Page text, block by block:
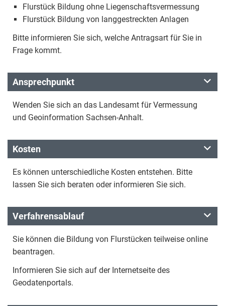
Flurstück Bildung ohne Liegenschaftsvermessung
Flurstück Bildung von langgestreckten Anlagen
Bitte informieren Sie sich, welche Antragsart für Sie in
Frage kommt.
Ansprechpunkt
Wenden Sie sich an das Landesamt für Vermessung
und Geoinformation Sachsen-Anhalt.
Kosten
Es können unterschiedliche Kosten entstehen. Bitte
lassen Sie sich beraten oder informieren Sie sich.
Verfahrensablauf
Sie können die Bildung von Flurstücken teilweise online
beantragen.
Informieren Sie sich auf der Internetseite des
Geodatenportals.